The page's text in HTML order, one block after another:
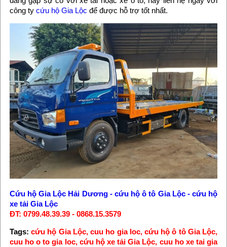
công ty cứu hộ Gia Lộc để được hỗ trợ tốt nhất.
Cứu hộ Gia Lộc Hải Dương- cứu hộ ô tô Gia Lộc-cứu hộ
xe tải Gia Lộc
ĐT: 0799.48.39.39 - 0868.15.3579
Tags:cứu hộ Gia Lộc, cuu ho gia loc, cứu hộ ô tô Gia Lộc,
cuu ho o to gia loc, cứu hộ xe tải Gia Lộc, cuu ho xe tai gia